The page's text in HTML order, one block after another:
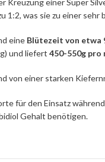
1:2, was sie zu einer
eine Blütezeit von etwa
und liefert 450-550g pro
von einer starken
für den Einsatz
Gehalt benötigen.